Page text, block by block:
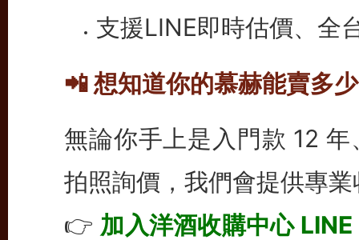
支援LINE即時估價、全
📲 想知道你的慕赫能賣多
無論你手上是入門款 12
拍照詢價，我們會提供專
👉 加入洋酒收購中心